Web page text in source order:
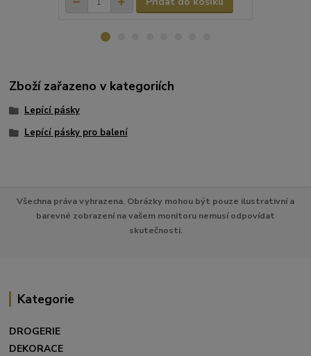
Zboží zařazeno v kategoriích
Lepící pásky
Lepící pásky pro balení
Všechna práva vyhrazena. Obrázky mohou být pouze ilustrativní a
barevné zobrazení na vašem monitoru nemusí odpovídat
skutečnosti.
Kategorie
DROGERIE
DEKORACE